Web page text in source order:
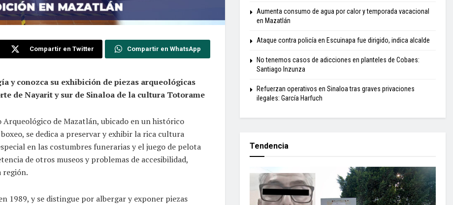
Compartir en Twitter Compartir en WhatsApp
y conozca su exhibición de piezas arqueológicas
de Nayarit y sur de Sinaloa de la cultura Totorame
de Mazatlán, ubicado en un histórico
se dedica a preservar y exhibir la rica cultura
en las costumbres funerarias y el juego de pelota
de otros museos y problemas de accesibilidad,
1989, y se distingue por albergar y exponer piezas
Aumenta consumo de agua por calor y temporada vacacional
en Mazatlán
Ataque contra policía en Escuinapa fue dirigido, indica alcalde
No tenemos casos de adicciones en planteles de Cobaes:
Santiago Inzunza
Refuerzan operativos en Sinaloa tras graves privaciones
ilegales: García Harfuch
Tendencia